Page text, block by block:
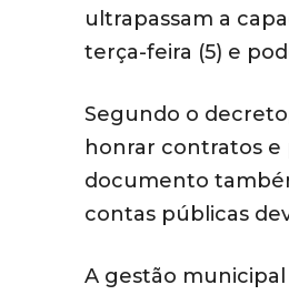
ultrapassam a
terça-feira (5) e
Segundo o
honrar contratos e
documento
contas públicas
A gestão